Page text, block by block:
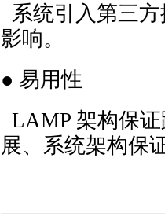
系统引入第三
影响。
● 易用性
LAMP 架构保
展、系统架构保